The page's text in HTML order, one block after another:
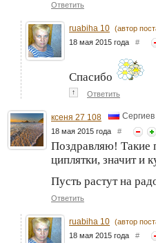
Ответить
ruabiha 10 (автор
18 мая 2015 года #
Спасибо
↑ Ответить
ксеня 27 108
18 мая 2015 года #
Поздравляю! Такие
циплятки, значит и
Пусть растут на
Ответить
ruabiha 10 (автор
18 мая 2015 года #